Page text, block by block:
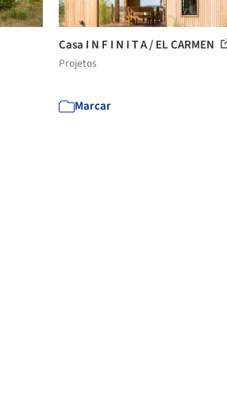
Casa I N F I N I T A / EL CARMEN
Projetos
Marcar